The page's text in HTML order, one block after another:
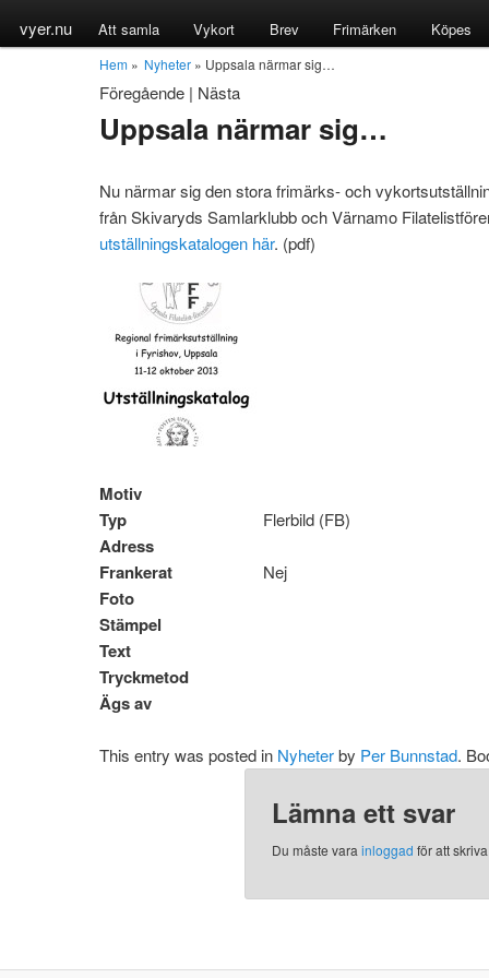
vyer.nu Att samla Vykort Brev Frimärken Köpes
Hem » Nyheter » Uppsala närmar sig…
Föregående | Nästa
Uppsala närmar sig…
Nu närmar sig den stora frimärks- och
från Skivaryds Samlarklubb och Värnamo
utställningskatalogen här. (pdf)
Motiv
Typ
Flerbild (FB)
Adress
Frankerat
Nej
Foto
Stämpel
Text
Tryckmetod
Ägs av
This entry was posted in Nyheterby Per Bunnstad.
Lämna ett svar
Du måste varainloggad för att